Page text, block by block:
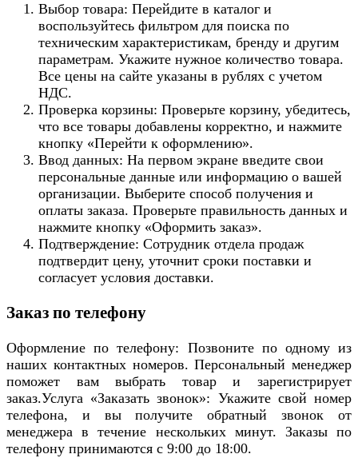
Выбор товара: Перейдите в каталог и
воспользуйтесь фильтром для поиска по
техническим характеристикам, бренду и другим
параметрам. Укажите нужное количество товара.
Все цены на сайте указаны в рублях с учетом
НДС.
Проверка корзины: Проверьте корзину, убедитесь,
что все товары добавлены корректно, и нажмите
кнопку «Перейти к оформлению».
Ввод данных: На первом экране введите свои
персональные данные или информацию о вашей
организации. Выберите способ получения и
оплаты заказа. Проверьте правильность данных и
нажмите кнопку «Оформить заказ».
Подтверждение: Сотрудник отдела продаж
подтвердит цену, уточнит сроки поставки и
согласует условия доставки.
Заказ по телефону
Оформление по телефону: Позвоните по одному из
наших контактных номеров. Персональный менеджер
поможет вам выбрать товар и зарегистрирует
заказ.Услуга «Заказать звонок»: Укажите свой номер
телефона, и вы получите обратный звонок от
менеджера в течение нескольких минут. Заказы по
телефону принимаются с 9:00 до 18:00.